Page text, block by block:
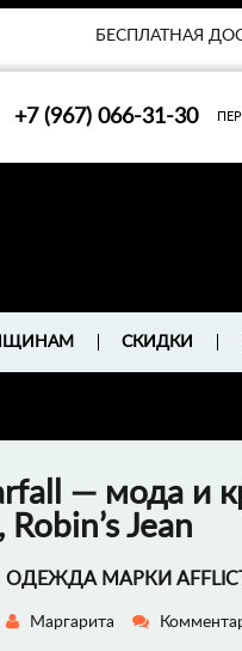
БЕСПЛАТНАЯ
+7 (967) 066-31-30
СКИДКИ
О НАС/КОНТАКТЫ
— мода и
Robin’s Jean
ОДЕЖДА МАРКИ
Маргарита